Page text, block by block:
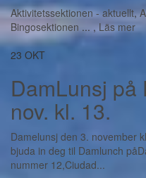
Aktivitetssektionen - aktuellt,
Bingosektionen ... ,Läs mer
23 OKT
DamLunsj på
nov. kl. 13.
Damelunsj den 3. november
bjuda in deg til Damlunch
nummer 12,Ciudad...